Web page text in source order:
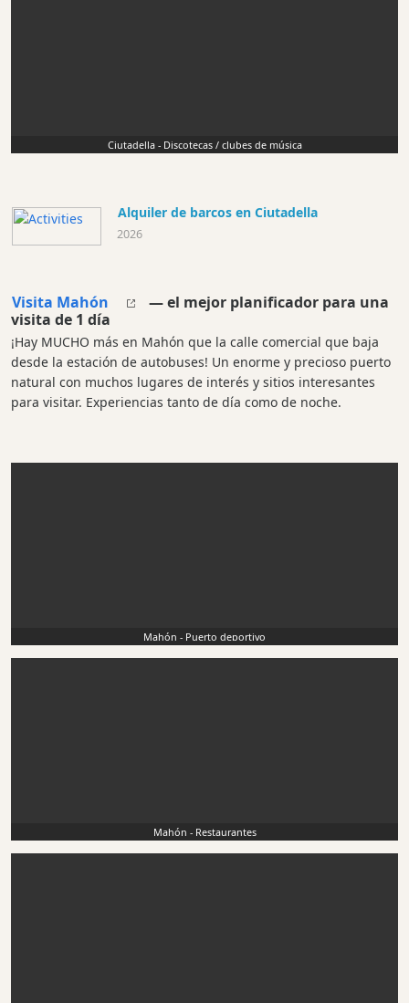
Ciutadella - Discotecas / clubes de música
Alquiler de barcos en Ciutadella
2026
Visita Mahón
— el mejor planificador para una
visita de 1 día
¡Hay MUCHO más en Mahón que la calle comercial que baja
desde la estación de autobuses! Un enorme y precioso puerto
natural con muchos lugares de interés y sitios interesantes
para visitar. Experiencias tanto de día como de noche.
Mahón - Puerto deportivo
Mahón - Restaurantes